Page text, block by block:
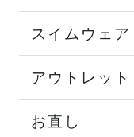
スイムウェア
アウトレット
お直し